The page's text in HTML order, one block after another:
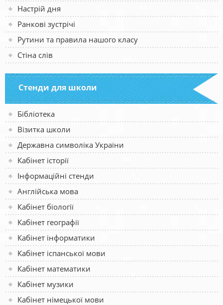
Настрій дня
Ранкові зустрічі
Рутини та правила нашого класу
Стіна слів
Стенди для школи
Бібліотека
Візитка школи
Державна символіка України
Кабінет історії
Інформаційні стенди
Англійська мова
Кабінет біології
Кабінет географії
Кабінет інформатики
Кабінет іспанської мови
Кабінет математики
Кабінет музики
Кабінет німецької мови